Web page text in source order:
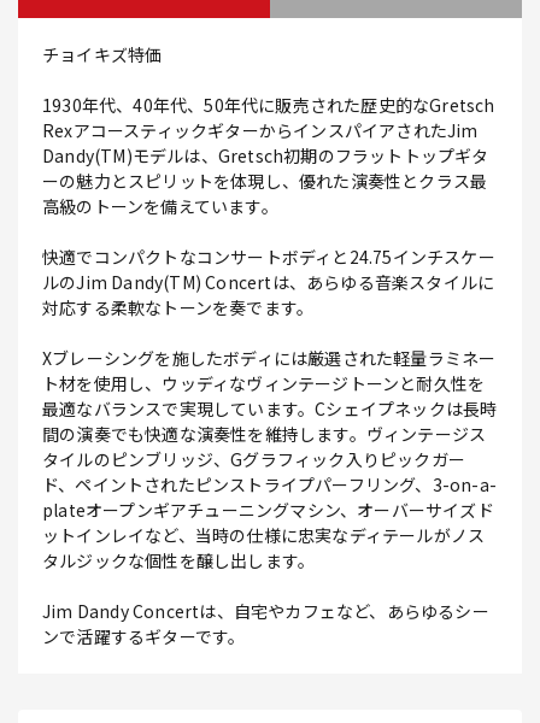
チョイキズ特価
1930年代、40年代、50年代に販売された歴史的なGretsch
RexアコースティックギターからインスパイアされたJim
Dandy(TM)モデルは、Gretsch初期のフラットトップギタ
ーの魅力とスピリットを体現し、優れた演奏性とクラス最
高級のトーンを備えています。
快適でコンパクトなコンサートボディと24.75インチスケー
ルのJim Dandy(TM) Concertは、あらゆる音楽スタイルに
対応する柔軟なトーンを奏でます。
Xブレーシングを施したボディには厳選された軽量ラミネー
ト材を使用し、ウッディなヴィンテージトーンと耐久性を
最適なバランスで実現しています。Cシェイプネックは長時
間の演奏でも快適な演奏性を維持します。ヴィンテージス
タイルのピンブリッジ、Gグラフィック入りピックガー
ド、ペイントされたピンストライプパーフリング、3-on-a-
plateオープンギアチューニングマシン、オーバーサイズド
ットインレイなど、当時の仕様に忠実なディテールがノス
タルジックな個性を醸し出します。
Jim Dandy Concertは、自宅やカフェなど、あらゆるシー
ンで活躍するギターです。